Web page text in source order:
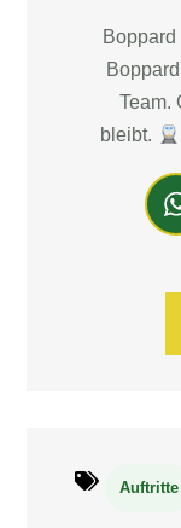
Team.
bleibt.
Auftritte